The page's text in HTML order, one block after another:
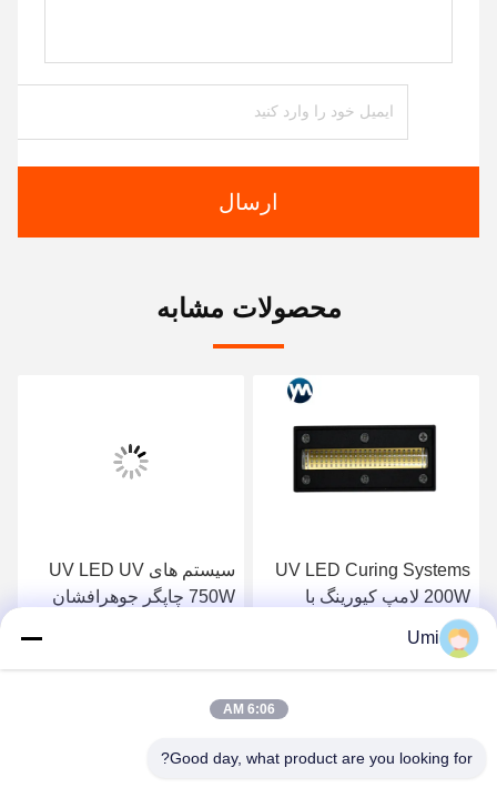
ارسال
محصولات مشابه
UV LED Curing Systems
200W لامپ کیورینگ با
قدرت بالا لامپ های
فرابنفش چیلر لامپ UV
بهترین قیمت را دریافت
سیستم های UV LED UV
750W چاپگر جوهرافشان
بهترین قیمت را دریافت
Umi
6:06 AM
Good day, what product are you looking for?